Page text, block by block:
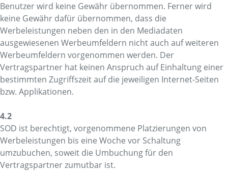
Benutzer wird keine Gewähr übernommen. Ferner wird
keine Gewähr dafür übernommen, dass die
Werbeleistungen neben den in den Mediadaten
ausgewiesenen Werbeumfeldern nicht auch auf weiteren
Werbeumfeldern vorgenommen werden. Der
Vertragspartner hat keinen Anspruch auf Einhaltung einer
bestimmten Zugriffszeit auf die jeweiligen Internet-Seiten
bzw. Applikationen.
4.2
SOD ist berechtigt, vorgenommene Platzierungen von
Werbeleistungen bis eine Woche vor Schaltung
umzubuchen, soweit die Umbuchung für den
Vertragspartner zumutbar ist.